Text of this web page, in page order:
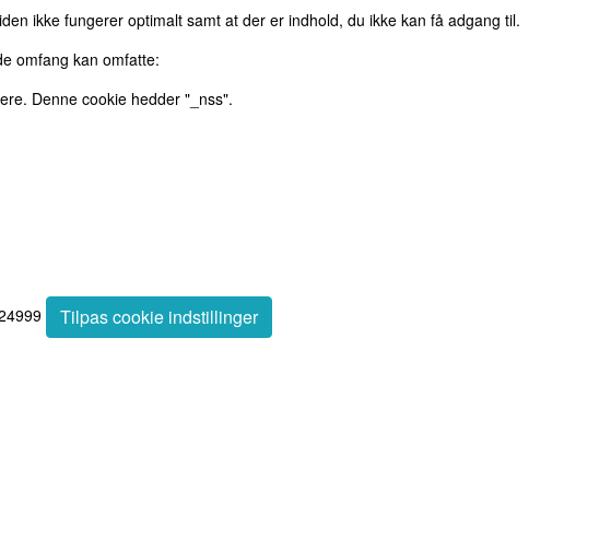
ikke fungerer optimalt samt at der er indhold, du ikke kan få adgang til.
omfang kan omfatte:
Denne cookie hedder "_nss".
Tilpas cookie indstillinger